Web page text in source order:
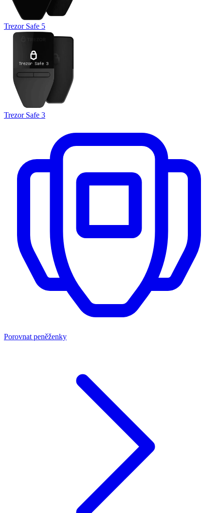
Trezor Safe 5
Trezor Safe 3
Porovnat peněženky